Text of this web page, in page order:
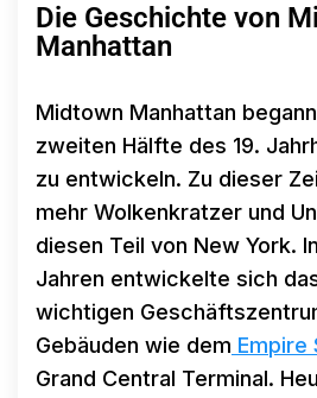
Die Geschichte von
Manhattan
Midtown Manhattan
zweiten Hälfte des 19.
zu entwickeln. Zu dieser
mehr Wolkenkratzer und
diesen Teil von New York.
Jahren entwickelte sich
wichtigen
Gebäuden wie dem Empire
Grand Central Terminal.